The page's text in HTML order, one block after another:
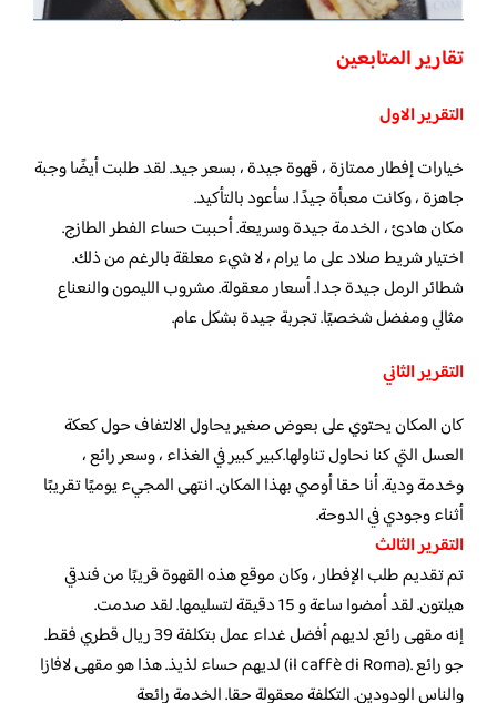
تقارير المتابعين
التقرير الاول
خيارات إفطار ممتازة ، قهوة جيدة ، بسعر جيد. لقد طلبت أيضًا وجبة
جاهزة ، وكانت معبأة جيدًا. سأعود بالتأكيد.
مكان هادئ ، الخدمة جيدة وسريعة. أحببت حساء الفطر الطازج.
اختيار شريط صلاد على ما يرام ، لا شيء معلقة بالرغم من ذلك.
شطائر الرمل جيدة جدا. أسعار معقولة. مشروب الليمون والنعناع
مثالي ومفضل شخصيًا. تجربة جيدة بشكل عام.
التقرير الثاني
كان المكان يحتوي على بعوض صغير يحاول الالتفاف حول كعكة
العسل التي كنا نحاول تناولها.كبير كبير في الغذاء ، وسعر رائع ،
وخدمة ودية. أنا حقا أوصي بهذا المكان. انتهى المجيء يوميًا تقريبًا
أثناء وجودي في الدوحة.
التقرير الثالث
تم تقديم طلب الإفطار ، وكان موقع هذه القهوة قريبًا من فندقي
هيلتون. لقد أمضوا ساعة و 15 دقيقة لتسليمها. لقد صدمت.
إنه مقهى رائع. لديهم أفضل غداء عمل بتكلفة 39 ريال قطري فقط.
لديهم حساء لذيذ. هذا هو مقهى لافازا (il caffè di Roma). جو رائع
والناس الودودين. التكلفة معقولة حقا. الخدمة رائعة